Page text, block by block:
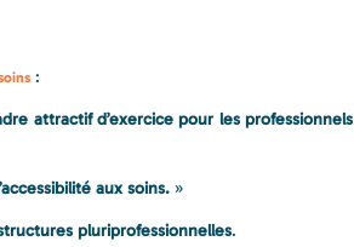
:
attractif d’exercice pour les
aux soins. »
pluriprofessionnelles.